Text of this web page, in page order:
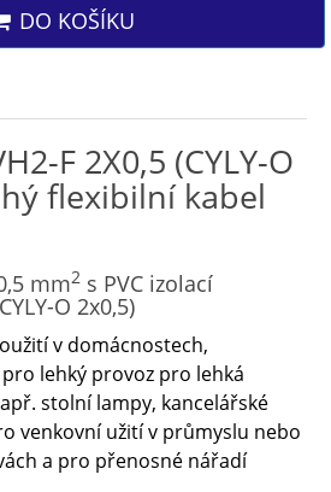
DO KOŠÍKU
F 2X0,5 (CYLY-O
flexibilní kabel
mm2 s PVC izolací
O 2x0,5)
v domácnostech,
lehký provoz pro lehká
stolní lampy, kancelářské
venkovní užití v průmyslu nebo
a pro přenosné nářadí